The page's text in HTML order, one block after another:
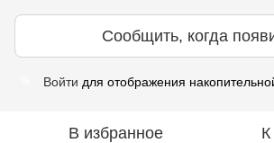
Сообщить, когда
Войти для отображения
В избранное